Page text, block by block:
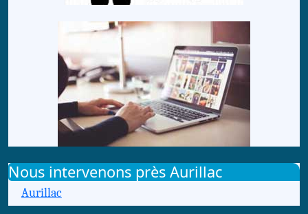
Nous intervenons près Aurillac
Aurillac